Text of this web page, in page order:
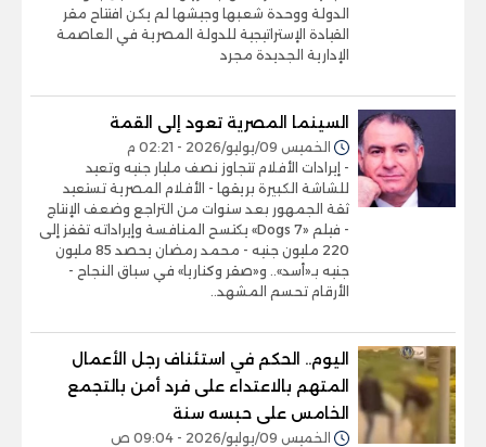
الدولة ووحدة شعبها وجيشها لم يكن افتتاح مقر
القيادة الإستراتيجية للدولة المصرية في العاصمة
الإدارية الجديدة مجرد
السينما المصرية تعود إلى القمة
الخميس 09/يوليو/2026 - 02:21 م
- إيرادات الأفلام تتجاوز نصف مليار جنيه وتعيد
للشاشة الكبيرة بريقها - الأفلام المصرية تستعيد
ثقة الجمهور بعد سنوات من التراجع وضعف الإنتاج
- فيلم «7 Dogs» يكتسح المنافسة وإيراداته تقفز إلى
220 مليون جنيه - محمد رمضان يحصد 85 مليون
جنيه بـ«أسد».. و«صقر وكناريا» في سباق النجاح -
الأرقام تحسم المشهد..
اليوم.. الحكم في استئناف رجل الأعمال
المتهم بالاعتداء على فرد أمن بالتجمع
الخامس على حبسه سنة
الخميس 09/يوليو/2026 - 09:04 ص